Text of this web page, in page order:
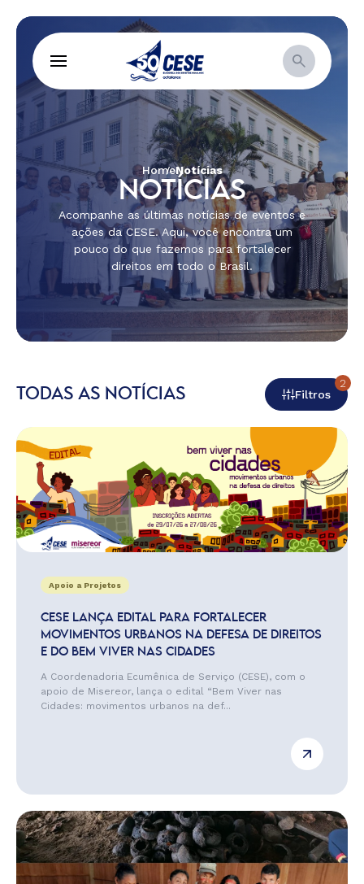
HomeNotícias
NOTÍCIAS
Acompanhe as últimas notícias de eventos e
ações da CESE. Aqui, você encontra um
pouco do que fazemos para fortalecer
direitos em todo o Brasil.
TODAS AS NOTÍCIAS Filtros
2
Apoio a Projetos
CESE LANÇA EDITAL PARA FORTALECER
MOVIMENTOS URBANOS NA DEFESA DE DIREITOS
E DO BEM VIVER NAS CIDADES
A Coordenadoria Ecumênica de Serviço (CESE), com o
apoio de Misereor, lança o edital “Bem Viver nas
Cidades: movimentos urbanos na def...